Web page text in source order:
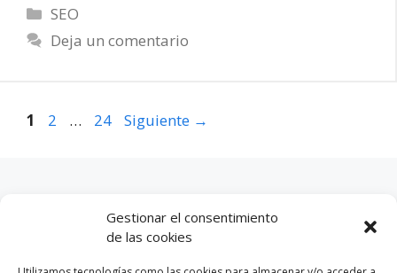
Gestionar el consentimiento
de las cookies
ecommerce
Categorías
SEO
Deja un comentario
Página
1 Página
2 … Página
24 Siguiente →
Descubre las mejores tiendas online: